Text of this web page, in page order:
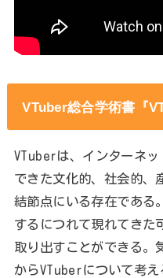
VTuber総合学術書『
VTuberは、インターネ
できた文化的、社会的、
結節点にいる存在である
するにつれて現れてきた
取り出すことができる。
からVTuberについて考え